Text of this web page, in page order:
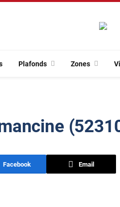
Plafonds Zones
Facebook Email